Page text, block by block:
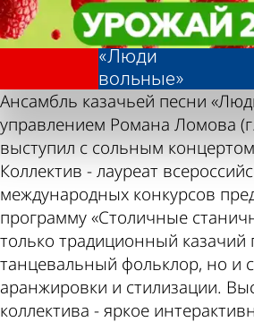
Концерт
ансамбля
«Люди
вольные»
Фотолента,
«Культура»
Ансамбль казачьей песни
управлением Романа Ломова
выступил с сольным
Коллектив - лауреат
международных конкурсов
программу «Столичные
только традиционный
танцевальный фольклор, но и
аранжировки и стилизации.
коллектива - яркое
Концерт
ансамбля
«Люди
вольные»
Фотолента,
«Культура»